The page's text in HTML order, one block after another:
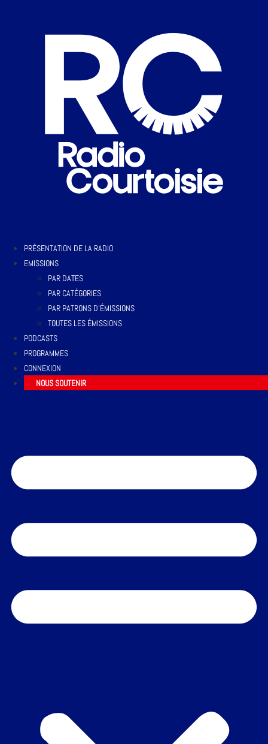
PRÉSENTATION DE LA RADIO
EMISSIONS
PAR DATES
PAR CATÉGORIES
PAR PATRONS D’ÉMISSIONS
TOUTES LES ÉMISSIONS
PODCASTS
PROGRAMMES
CONNEXION
NOUS SOUTENIR